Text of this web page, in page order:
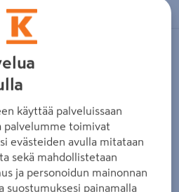
sileä AB-
koodi:6438313516514
sääolosuhteita. AB-luokan
yläpuolisiin
käyttää palveluissaan
palvelumme toimivat
evästeiden avulla mitataan
sekä mahdollistetaan
ja personoidun mainonnan
suostumuksesi painamalla